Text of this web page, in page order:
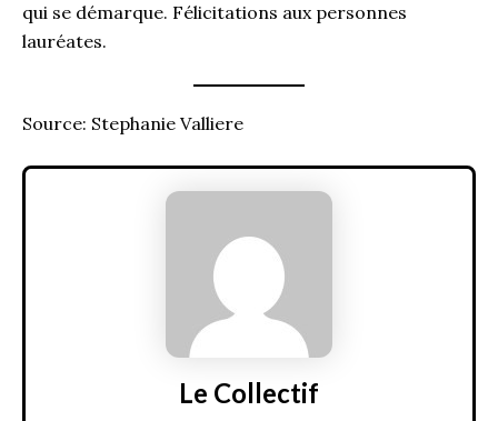
qui se démarque. Félicitations aux personnes
lauréates.
Source: Stephanie Valliere
Le Collectif